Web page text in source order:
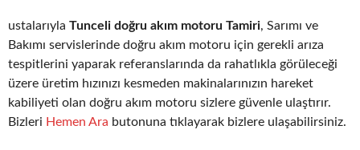
ustalarıyla Tunceli doğru akım motoru Tamiri, Sarımı ve
Bakımı servislerinde doğru akım motoru için gerekli arıza
tespitlerini yaparak referanslarında da rahatlıkla görüleceği
üzere üretim hızınızı kesmeden makinalarınızın hareket
kabiliyeti olan doğru akım motoru sizlere güvenle ulaştırır.
Bizleri Hemen Ara butonuna tıklayarak bizlere ulaşabilirsiniz.